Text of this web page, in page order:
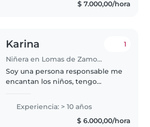
trabajado tanto con un solo niño
$ 7.000,00/hora
Karina
Niñera en Lomas de Zamora (Buenos Aires)
1
Soy una persona responsable me
encantan los niños, tengo
cualquier necesidad todo es
charlable. Tengo experiencia
cuidando niños soy divertida,
Experiencia: > 10 años
$ 6.000,00/hora